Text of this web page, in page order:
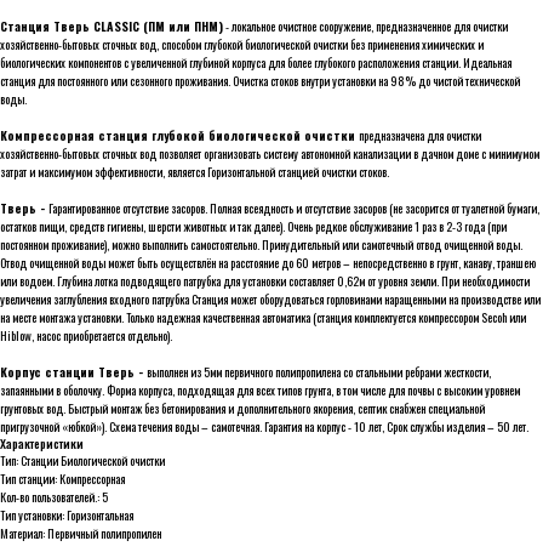
Станция Тверь CLASSIC (ПМ или ПНМ)- локальное очистное сооружение, предназначенное для очистки
хозяйственно-бытовых сточных вод, способом глубокой биологической очистки без применения химических и
биологических компонентов с увеличенной глубиной корпуса для более глубокого расположения станции. Идеальная
станция для постоянного или сезонного проживания. Очистка стоков внутри установки на 98% до чистой технической
воды.
Компрессорная станция глубокой биологической очистки предназначена для очистки
хозяйственно-бытовых сточных вод позволяет организовать систему автономной канализации в дачном доме с минимумом
затрат и максимумом эффективности, является Горизонтальной станцией очистки стоков.
Тверь - Гарантированное отсутствие засоров. Полная всеядность и отсутствие засоров (не засорится от туалетной бумаги,
остатков пищи, средств гигиены, шерсти животных и так далее). Очень редкое обслуживание 1 раз в 2-3 года (при
постоянном проживание), можно выполнить самостоятельно. Принудительный или самотечный отвод очищенной воды.
Отвод очищенной воды может быть осуществлён на расстояние до 60 метров – непосредственно в грунт, канаву, траншею
или водоем. Глубина лотка подводящего патрубка для установки составляет 0,62м от уровня земли. При необходимости
увеличения заглубления входного патрубка Станция может оборудоваться горловинами наращенными на производстве или
на месте монтажа установки. Только надежная качественная автоматика (станция комплектуется компрессором Secoh или
Hiblow, насос приобретается отдельно).
Корпус станции Тверь - выполнен из 5мм первичного полипропилена со стальными ребрами жесткости,
запаянными в оболочку. Форма корпуса, подходящая для всех типов грунта, в том числе для почвы с высоким уровнем
грунтовых вод. Быстрый монтаж без бетонирования и дополнительного якорения, септик снабжен специальной
пригрузочной «юбкой»). Схема течения воды – самотечная. Гарантия на корпус - 10 лет, Срок службы изделия – 50 лет.
Характеристики
Тип: Станции Биологической очистки
Тип станции: Компрессорная
Кол-во пользователей.: 5
Тип установки: Горизонтальная
Материал: Первичный полипропилен